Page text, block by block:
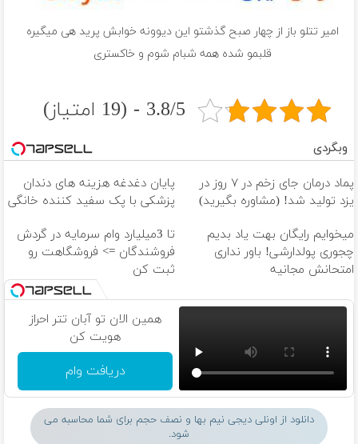
امیر تتلو باز از چهار صبح گذشتو این دیوونه خوابش پرید هی میگیره
قلبمو شده همه شبام شوم و خاکستری
3.8/5 - (19 امتیاز)
وبگردی
پماد درمان جای زخم در ۷ روز در
یزد تولید شد! (مشاوره بگیرید)
پایان دغدغه هزینه های دندان
پزشکی با پک سفید کننده خانگی
میخوایم رایگان بهت یاد بدیم
چجوری پولدارشی! باور نداری
امتحانش مجانیه
تا 3میلیارد وام سرمایه در گردش
فروشندگان => فروشگاهت رو
ثبت کن
همین الان تو آبان تتر احراز
هویت کن
دریافت وام
دانلود از اونلی دیجی نیم بها و نصف حجم برای شما محاسبه می
شود.